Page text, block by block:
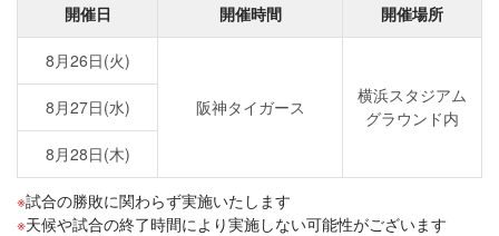
開催日 開催時間 開催場所
8月26日(火)
阪神タイガース
横浜スタジアム
グラウンド内
8月27日(水)
8月28日(木)
試合の勝敗に関わらず実施いたします
天候や試合の終了時間により実施しない可能性がございます